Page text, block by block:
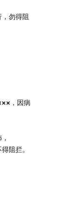
勿得阻
，因病
阻拦。